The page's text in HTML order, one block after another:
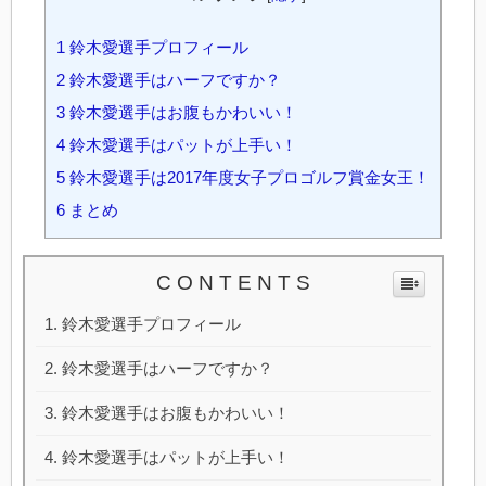
1 鈴木愛選手プロフィール
2 鈴木愛選手はハーフですか？
3 鈴木愛選手はお腹もかわいい！
4 鈴木愛選手はパットが上手い！
5 鈴木愛選手は2017年度女子プロゴルフ賞金女王！
6 まとめ
C O N T E N T S
鈴木愛選手プロフィール
鈴木愛選手はハーフですか？
鈴木愛選手はお腹もかわいい！
鈴木愛選手はパットが上手い！